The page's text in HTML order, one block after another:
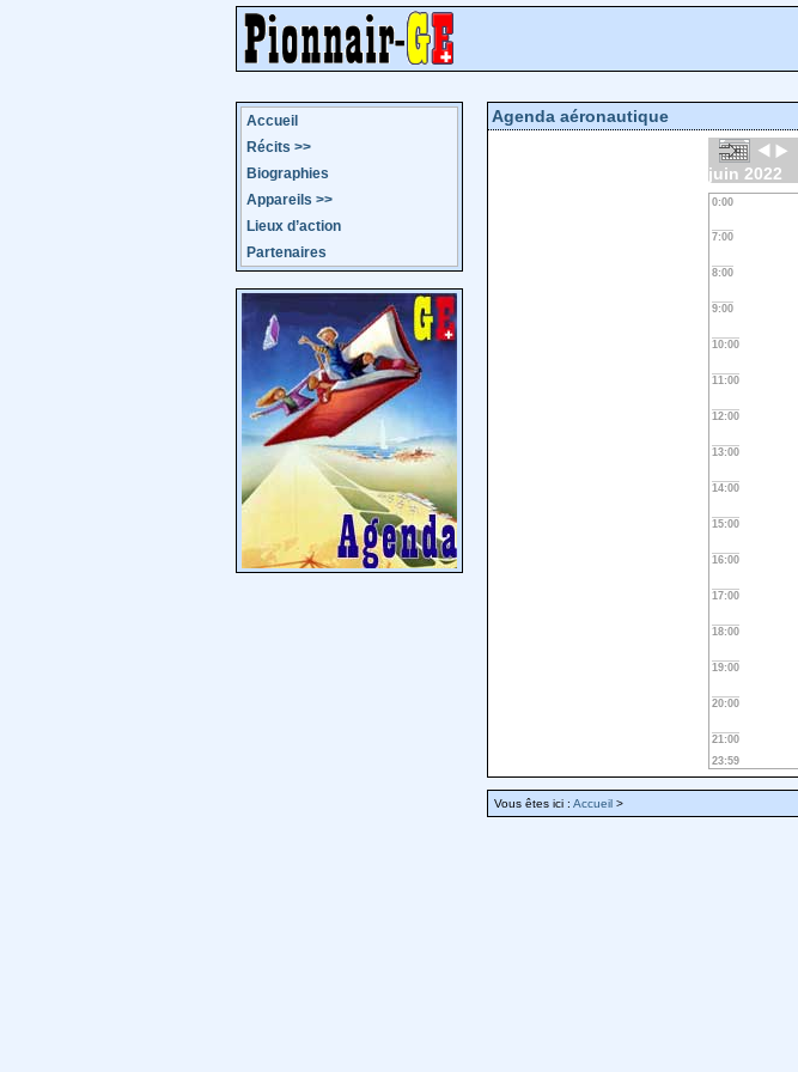
Accueil
Récits >>
Biographies
Appareils >>
Lieux d’action
Partenaires
Agenda aéronautique
juin 2022
0:00
7:00
8:00
9:00
10:00
11:00
12:00
13:00
14:00
15:00
16:00
17:00
18:00
19:00
20:00
21:00
23:59
Vous êtes ici : Accueil >